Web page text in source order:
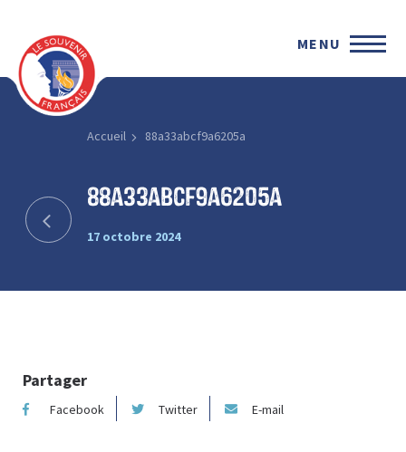
MENU
Accueil 88a33abcf9a6205a
88a33abcf9a6205a
17 octobre 2024
Partager
Facebook Twitter E-mail